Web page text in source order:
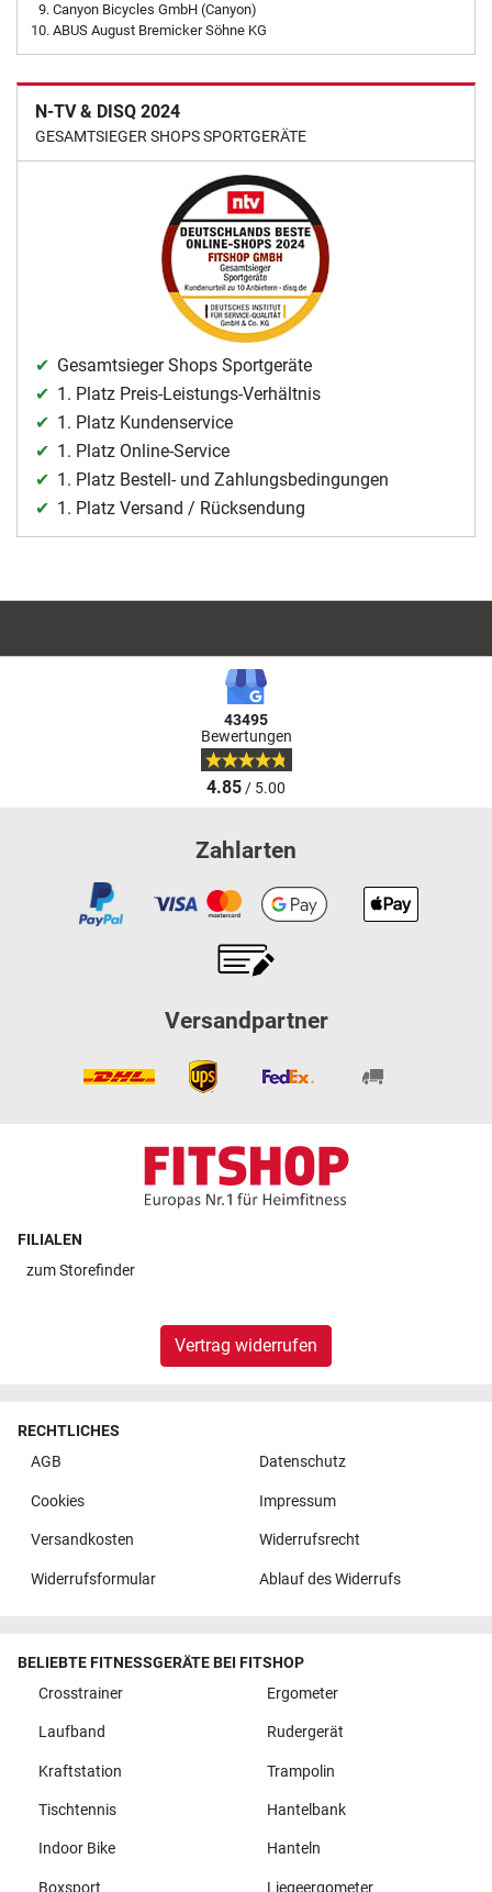
Canyon Bicycles GmbH (Canyon)
ABUS August Bremicker Söhne KG
N-TV & DISQ 2024
GESAMTSIEGER SHOPS SPORTGERÄTE
Gesamtsieger Shops Sportgeräte
1. Platz Preis-Leistungs-Verhältnis
1. Platz Kundenservice
1. Platz Online-Service
1. Platz Bestell- und Zahlungsbedingungen
1. Platz Versand / Rücksendung
43495
Bewertungen
4.85/ 5.00
Zahlarten
Versandpartner
FILIALEN
zumStorefinder
Vertrag widerrufen
RECHTLICHES
AGB
Datenschutz
Cookies Impressum
Versandkosten Widerrufsrecht
Widerrufsformular Ablauf des Widerrufs
BELIEBTE FITNESSGERÄTE BEI FITSHOP
Crosstrainer
Ergometer
Laufband Rudergerät
Kraftstation Trampolin
Tischtennis Hantelbank
Indoor Bike Hanteln
Boxsport Liegeergometer